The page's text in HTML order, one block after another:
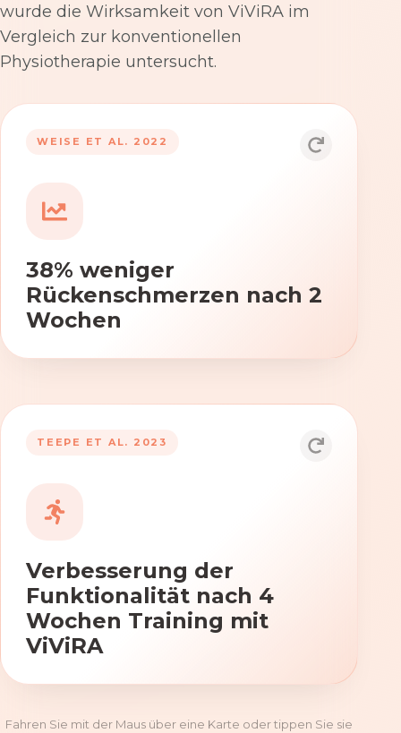
wurde die Wirksamkeit von ViViRA im
Vergleich zur konventionellen
Physiotherapie untersucht.
WEISE ET AL. 2022
38% weniger
Rückenschmerzen nach 2
Wochen
53% nach 12 Wochen
TEEPE ET AL. 2023
Verbesserung der
Funktionalität nach 4
Wochen Training mit
ViViRA
Durch die Anwendung von ViViRA
Beweglichkeit und Koordination nach
Fahren Sie mit der Maus über eine Karte oder tippen Sie sie